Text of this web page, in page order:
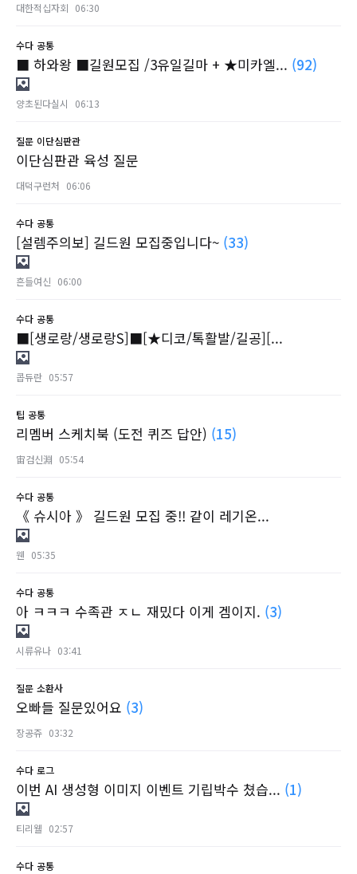
대한적십자회 06:30
수다 공통
■ 하와왕 ■길원모집 /3유일길마 + ★미카엘... (92)
양초된다실시 06:13
질문 이단심판관
이단심판관 육성 질문
대덕구런처 06:06
수다 공통
[설렘주의보] 길드원 모집중입니다~ (33)
흔들여신 06:00
수다 공통
■[생로랑/생로랑S]■[★디코/톡활발/길공][...
콥듀란 05:57
팁 공통
리멤버 스케치북 (도전 퀴즈 답안) (15)
宙검신淵 05:54
수다 공통
《 슈시아 》 길드원 모집 중!! 같이 레기온...
웬 05:35
수다 공통
아 ㅋㅋㅋ 수족관 ㅈㄴ 재밌다 이게 겜이지. (3)
시류유나 03:41
질문 소환사
오빠들 질문있어요 (3)
장공쥬 03:32
수다 로그
이번 AI 생성형 이미지 이벤트 기립박수 쳤습... (1)
티리웰 02:57
수다 공통